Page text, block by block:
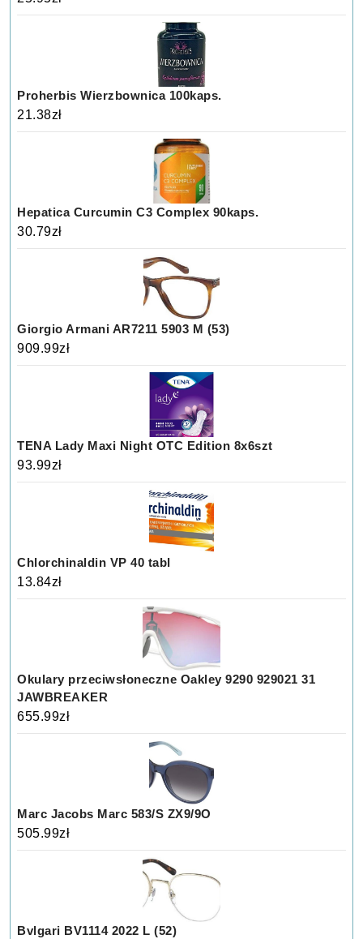
Proherbis Wierzbownica 100kaps.
21.38zł
Hepatica Curcumin C3 Complex 90kaps.
30.79zł
Giorgio Armani AR7211 5903 M (53)
909.99zł
TENA Lady Maxi Night OTC Edition 8x6szt
93.99zł
Chlorchinaldin VP 40 tabl
13.84zł
Okulary przeciwsłoneczne Oakley 9290 929021 31
JAWBREAKER
655.99zł
Marc Jacobs Marc 583/S ZX9/9O
505.99zł
Bvlgari BV1114 2022 L (52)